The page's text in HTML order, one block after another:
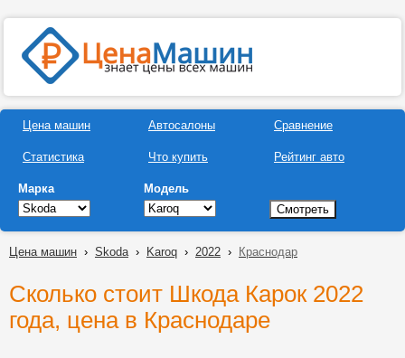
Цена машин
Статистика
Автосалоны
Что купить
Сравнение
Рейтинг авто
Марка Модель
Цена машин › Skoda› Karoq › 2022 › Краснодар
Сколько стоит Шкода Карок 2022
года, цена в Краснодаре